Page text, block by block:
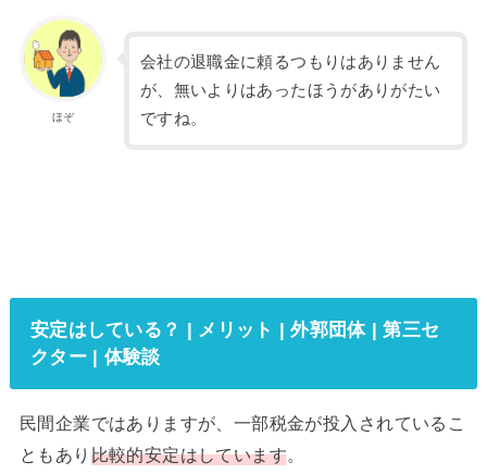
ほぞ
会社の退職金に頼るつもりはありません
が、無いよりはあったほうがありがたい
ですね。
安定はしている？ | メリット | 外郭団体 | 第三セ
クター | 体験談
民間企業ではありますが、一部税金が投入されているこ
ともあり 比較的安定はしています。